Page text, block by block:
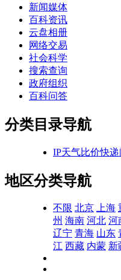
新闻媒体
百科资讯
云盘相册
网络交易
社会科学
搜索查询
政府组织
百科问答
分类目录导航
IP天气比价快递
地区分类导航
不限 北京 上海
州 海南 河北 河
辽宁 青海 山东
江 西藏 内蒙 新